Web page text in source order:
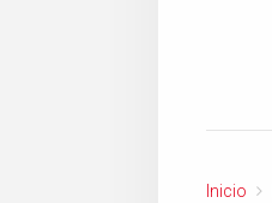
Inicio